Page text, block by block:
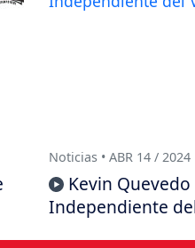
Noticias • ABR 14 / 2024
Kevin
Independiente